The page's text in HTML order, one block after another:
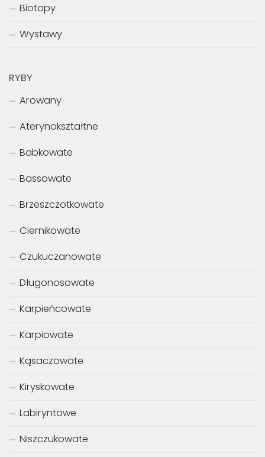
Biotopy
Wystawy
RYBY
Arowany
Aterynokształtne
Babkowate
Bassowate
Brzeszczotkowate
Ciernikowate
Czukuczanowate
Długonosowate
Karpieńcowate
Karpiowate
Kąsaczowate
Kiryskowate
Labiryntowe
Niszczukowate